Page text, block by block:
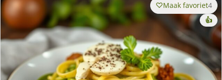
Maak favoriet4
👍